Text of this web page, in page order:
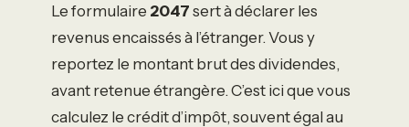
Le formulaire 2047 sert à déclarer les
revenus encaissés à l’étranger. Vous y
reportez le montant brut des dividendes,
avant retenue étrangère. C’est ici que vous
calculez le crédit d’impôt, souvent égal au